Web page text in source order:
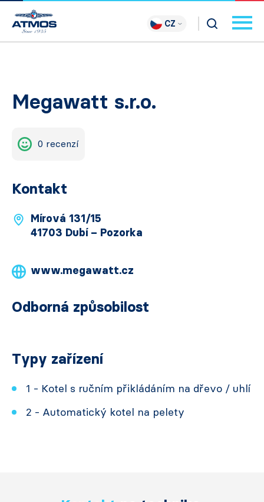
CZ
Megawatt s.r.o.
0 recenzí
Kontakt
Mírová 131/15
41703 Dubí – Pozorka
www.megawatt.cz
Odborná způsobilost
Typy zařízení
1 - Kotel s ručním přikládáním na dřevo / uhlí
2 - Automatický kotel na pelety